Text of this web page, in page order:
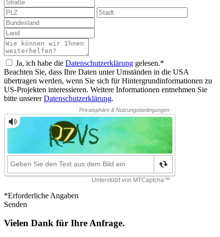
Ja, ich habe die Datenschutzerklärung gelesen.*
Beachten Sie, dass Ihre Daten unter Umständen in die USA
übertragen werden, wenn Sie sich für Hintergrundinformationen zu
US-Projekten interessieren. Weitere Informationen entnehmen Sie
bitte unsererDatenschutzerklärung.
*Erforderliche Angaben
Senden
Vielen Dank für Ihre Anfrage.